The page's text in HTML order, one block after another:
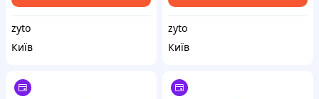
zyto
Київ
zyto
Київ